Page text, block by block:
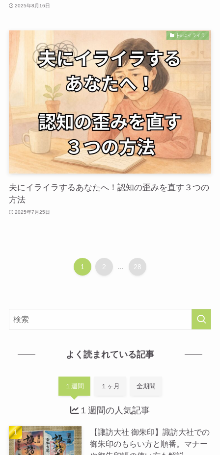
2025年8月16日
├夫にイライラ
夫にイライラするあなたへ！認知の歪みを直す３つの
方法
2025年7月25日
1 2 28
よく読まれている記事
１週間 １ヶ月 全期間
１週間の人気記事
【諏訪大社 御朱印】諏訪大社での
御朱印のもらい方と順番。マナー